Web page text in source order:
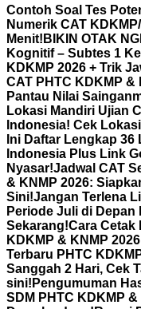
Contoh Soal Tes
Numerik CAT
Menit! BIKIN OTAK
Kognitif – Subtes 1
KDKMP 2026 + Trik
CAT PHTC KDKMP
Pantau Nilai
Lokasi Mandiri Ujian
Indonesia! Cek
Ini Daftar Lengkap
Indonesia Plus Link
Nyasar!Jadwal CAT
& KNMP 2026:
Sini!Jangan Terlena
Periode Juli di Depan
Sekarang!Cara Cetak
KDKMP & KNMP
Terbaru PHTC
Sanggah 2 Hari, Cek
sini! Pengumuman
SDM PHTC KDKMP